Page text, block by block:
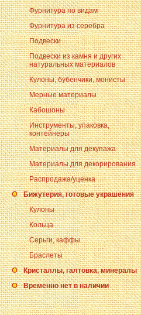
Фурнитура по видам
Фурнитура из серебра
Подвески
Подвески из камня и других
натуральных материалов
Кулоны, бубенчики, монисты
Мерные материалы
Кабошоны
Инструменты, упаковка,
контейнеры
Материалы для декупажа
Материалы для декорирования
Распродажа/уценка
Бижутерия, готовые украшения
Кулоны
Кольца
Серьги, каффы
Браслеты
Кристаллы, галтовка, минералы
Временно нет в наличии